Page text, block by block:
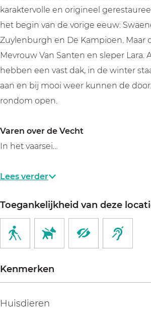
karaktervolle en origineel
het begin van de vorige eeuw:
Zuylenburgh en De Kampioen. Maar
Mevrouw Van Santen en sleper Lara.
hebben een vast dak, in de winter
aan en bij mooi weer kunnen de
rondom open.
Varen over de Vecht
In het vaarsei…
Lees verder
Toegankelijkheid van deze
Kenmerken
Huisdieren